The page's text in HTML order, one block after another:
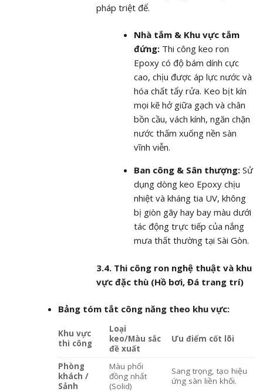
pháp triệt để.
Nhà tắm & Khu vực tắm
đứng: Thi công keo ron
Epoxy có độ bám dính cực
cao, chịu được áp lực nước và
hóa chất tẩy rửa. Keo bịt kín
mọi kẽ hở giữa gạch và chân
bồn cầu, vách kính, ngăn chặn
nước thấm xuống nền sàn
vĩnh viễn.
Ban công & Sân thượng: Sử
dụng dòng keo Epoxy chịu
nhiệt và kháng tia UV, không
bị giòn gãy hay bay màu dưới
tác động trực tiếp của nắng
mưa thất thường tại Sài Gòn.
3.4. Thi công ron nghệ thuật và khu
vực đặc thù (Hồ bơi, Đá trang trí)
Bảng tóm tắt công năng theo khu vực:
Khu vực
thi công
Loại
keo/Màu sắc
đề xuất
Ưu điểm cốt lõi
Phòng
khách /
Sảnh
Màu phối
đồng nhất
(Solid)
Sang trọng, tạo hiệu
ứng sàn liền khối.